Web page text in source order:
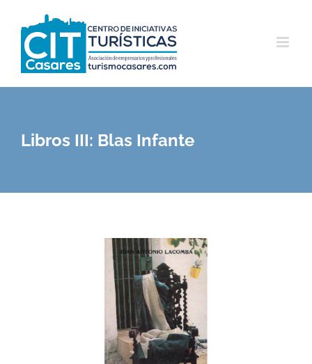
contenido
Libros III: Blas Infante
Antonio Lacomba